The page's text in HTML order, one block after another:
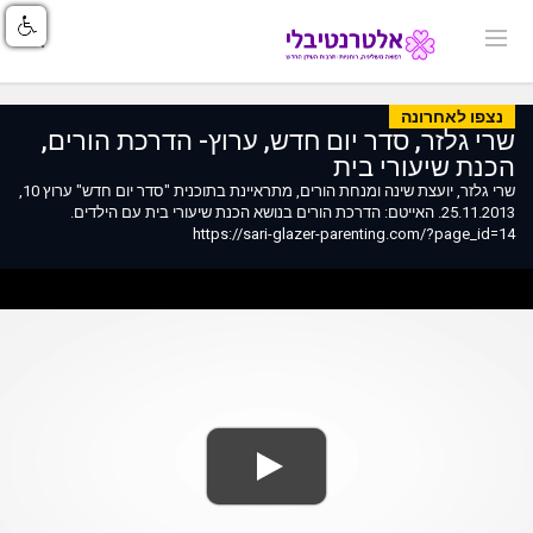
נצפו לאחרונה
שרי גלזר, סדר יום חדש, ערוץ- הדרכת הורים,
הכנת שיעורי בית
שרי גלזר, יועצת שינה ומנחת הורים, מתראיינת בתוכנית "סדר יום חדש" ערוץ 10,
25.11.2013. האייטם: הדרכת הורים בנושא הכנת שיעורי בית עם הילדים.
https://sari-glazer-parenting.com/?page_id=14